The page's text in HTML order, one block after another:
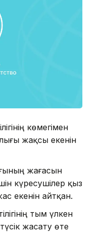
көмегімен
жақсы екенін
жағасын
күресушілер қыз
екенін айтқан.
тым үлкен
жасату өте